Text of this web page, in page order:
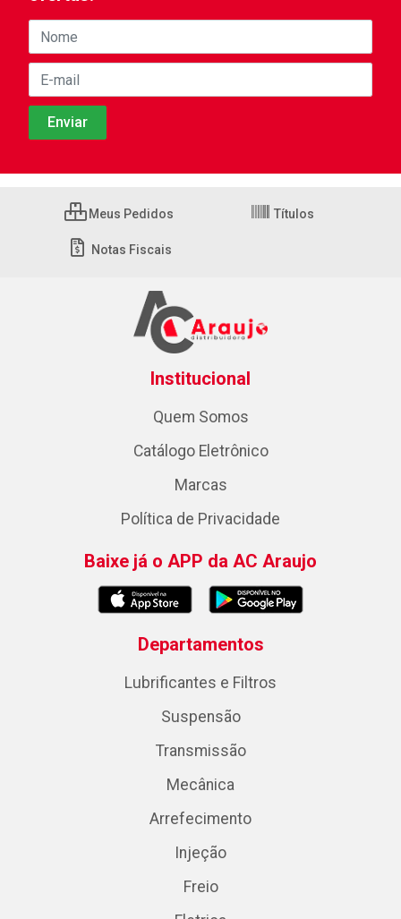
Meus Pedidos Títulos
Notas Fiscais
Institucional
Quem Somos
Catálogo Eletrônico
Marcas
Política de Privacidade
Baixe já o APP da AC Araujo
Departamentos
Lubrificantes e Filtros
Suspensão
Transmissão
Mecânica
Arrefecimento
Injeção
Freio